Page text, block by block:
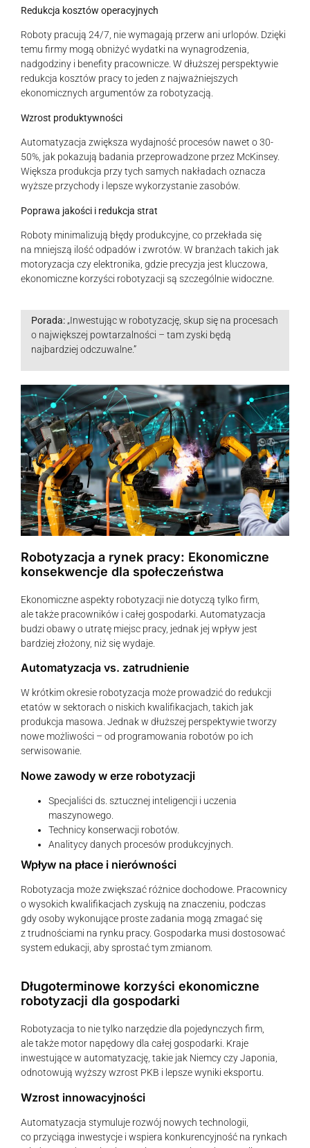
Redukcja kosztów operacyjnych
Roboty pracują 24/7, nie wymagają przerw ani urlopów. Dzięki
temu firmy mogą obniżyć wydatki na wynagrodzenia,
nadgodziny i benefity pracownicze. W dłuższej perspektywie
redukcja kosztów pracy to jeden z najważniejszych
ekonomicznych argumentów za robotyzacją.
Wzrost produktywności
Automatyzacja zwiększa wydajność procesów nawet o 30-
50%, jak pokazują badania przeprowadzone przez McKinsey.
Większa produkcja przy tych samych nakładach oznacza
wyższe przychody i lepsze wykorzystanie zasobów.
Poprawa jakości i redukcja strat
Roboty minimalizują błędy produkcyjne, co przekłada się
na mniejszą ilość odpadów i zwrotów. W branżach takich jak
motoryzacja czy elektronika, gdzie precyzja jest kluczowa,
ekonomiczne korzyści robotyzacji są szczególnie widoczne.
Porada:„Inwestując w robotyzację, skup się na procesach
o największej powtarzalności – tam zyski będą
najbardziej odczuwalne.”
Robotyzacja a rynek pracy: Ekonomiczne
konsekwencje dla społeczeństwa
Ekonomiczne aspekty robotyzacji nie dotyczą tylko firm,
ale także pracowników i całej gospodarki. Automatyzacja
budzi obawy o utratę miejsc pracy, jednak jej wpływ jest
bardziej złożony, niż się wydaje.
Automatyzacja vs. zatrudnienie
W krótkim okresie robotyzacja może prowadzić do redukcji
etatów w sektorach o niskich kwalifikacjach, takich jak
produkcja masowa. Jednak w dłuższej perspektywie tworzy
nowe możliwości – od programowania robotów po ich
serwisowanie.
Nowe zawody w erze robotyzacji
Specjaliści ds. sztucznej inteligencji i uczenia
maszynowego.
Technicy konserwacji robotów.
Analitycy danych procesów produkcyjnych.
Wpływ na płace i nierówności
Robotyzacja może zwiększać różnice dochodowe. Pracownicy
o wysokich kwalifikacjach zyskują na znaczeniu, podczas
gdy osoby wykonujące proste zadania mogą zmagać się
z trudnościami na rynku pracy. Gospodarka musi dostosować
system edukacji, aby sprostać tym zmianom.
Długoterminowe korzyści ekonomiczne
robotyzacji dla gospodarki
Robotyzacja to nie tylko narzędzie dla pojedynczych firm,
ale także motor napędowy dla całej gospodarki. Kraje
inwestujące w automatyzację, takie jak Niemcy czy Japonia,
odnotowują wyższy wzrost PKB i lepsze wyniki eksportu.
Wzrost innowacyjności
Automatyzacja stymuluje rozwój nowych technologii,
co przyciąga inwestycje i wspiera konkurencyjność na rynkach